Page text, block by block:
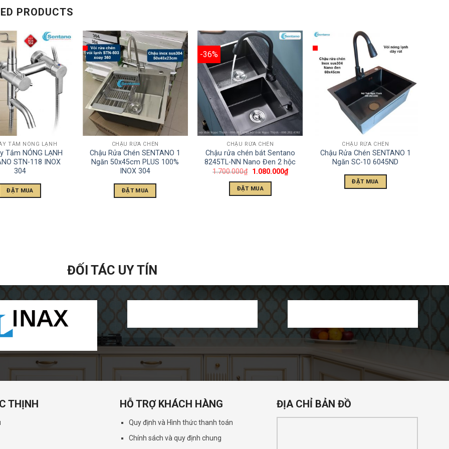
PRODUCTS
TẮM NÓNG LẠNH
Tắm NÓNG LẠNH
STN-118 INOX
304
ĐẶT MUA
CHẬU RỬA CHÉN
Chậu Rửa Chén SENTANO 1
Ngăn 50x45cm PLUS 100%
INOX 304
ĐẶT MUA
-36%
CHẬU RỬA CHÉN
Chậu rửa chén bát Sentano
8245TL-NN Nano Đen 2 hộc
1.700.000₫ 1.080.000₫
ĐẶT MUA
CHẬU RỬA CHÉN
Chậu Rửa Chén SENTANO 1
Ngăn SC-10 6045ND
ĐẶT MUA
ĐỐI TÁC UY TÍN
THỊNH HỖ TRỢ KHÁCH HÀNG
Quy định và Hình thức thanh toán
Chính sách và quy định chung
ĐỊA CHỈ BẢN ĐỒ